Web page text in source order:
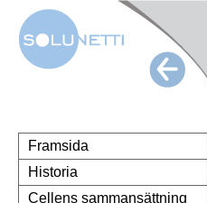
Framsida
Historia
Cellens sammansättning